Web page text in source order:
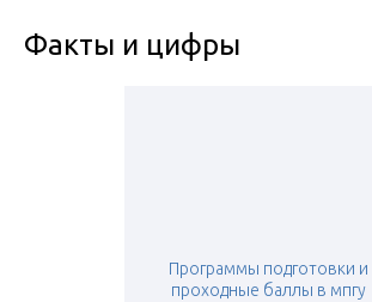
Факты и цифры
Программы подготовки и
проходные баллы в мпгу